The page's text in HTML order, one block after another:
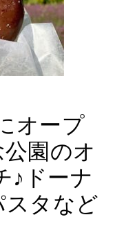
オープ
園のオ
♪ドーナ
タなど